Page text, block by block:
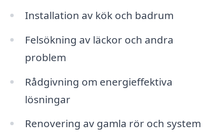
Installation av kök och badrum
Felsökning av läckor och andra
problem
Rådgivning om energieffektiva
lösningar
Renovering av gamla rör och system